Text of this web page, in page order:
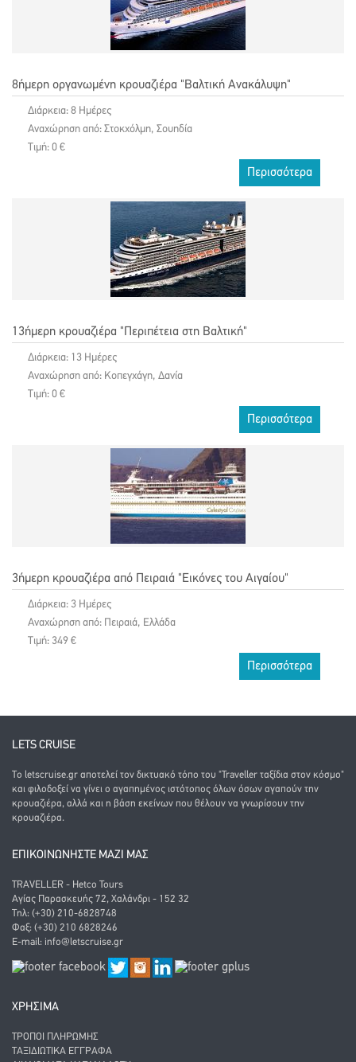
8ήμερη οργανωμένη κρουαζιέρα "Βαλτική Ανακάλυψη"
Διάρκεια: 8 Ημέρες
Αναχώρηση από: Στοκχόλμη, Σουηδία
Τιμή: 0 €
Περισσότερα
13ήμερη κρουαζιέρα "Περιπέτεια στη Βαλτική"
Διάρκεια: 13 Ημέρες
Αναχώρηση από: Κοπεγχάγη, Δανία
Τιμή: 0 €
Περισσότερα
3ήμερη κρουαζιέρα από Πειραιά "Εικόνες του Αιγαίου"
Διάρκεια: 3 Ημέρες
Αναχώρηση από: Πειραιά, Ελλάδα
Τιμή: 349 €
Περισσότερα
LETS CRUISE
Το letscruise.gr αποτελεί τον δικτυακό τόπο του "Traveller ταξίδια στον κόσμο"
και φιλοδοξεί να γίνει ο αγαπημένος ιστότοπος όλων όσων αγαπούν την
κρουαζιέρα, αλλά και η βάση εκείνων που θέλουν να γνωρίσουν την
κρουαζιέρα.
ΕΠΙΚΟΙΝΩΝΗΣΤΕ ΜΑΖΙ ΜΑΣ
TRAVELLER - Hetco Tours
Αγίας Παρασκευής 72, Χαλάνδρι - 152 32
Τηλ: (+30) 210-6828748
Φαξ: (+30) 210 6828246
E-mail: info@letscruise.gr
ΧΡΗΣΙΜΑ
ΤΡΌΠΟΙ ΠΛΗΡΩΜΉΣ
ΤΑΞΙΔΙΩΤΙΚΆ ΈΓΓΡΑΦΑ